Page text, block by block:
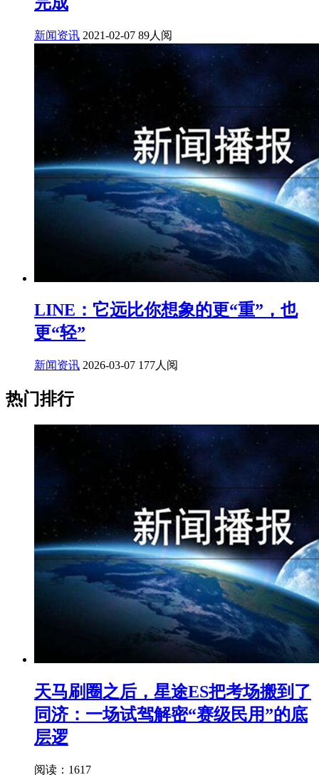
新闻资讯 2021-02-07 89人阅
LINE：它远比你想象的更“重”，也
更“轻”
新闻资讯 2026-03-07 177人阅
热门排行
天马刷圈之后，星途ES把考场搬到了
同济：一场试驾解密“赛级民用”的底
层逻
阅读：1617